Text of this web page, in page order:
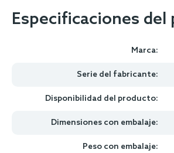
Especificaciones
Marca:
Serie del fabricante:
Disponibilidad del producto:
Dimensiones con embalaje:
Peso con embalaje: